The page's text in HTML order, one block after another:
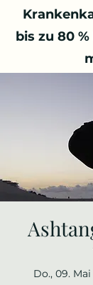
bis zu 80
Do., 09. Mai